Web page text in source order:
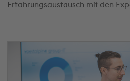
Erfahrungsaustausch mit den